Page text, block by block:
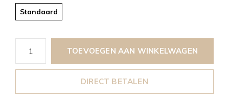
Standaard
TOEVOEGEN AAN WINKELWAGEN
DIRECT BETALEN